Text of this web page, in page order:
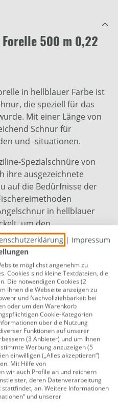
Forelle 500 m 0,22
in hellblauer Farbe ist
die speziell für das
Mit einer Länge von
Schnur für
und -situationen.
Spezialschnüre von
ihre ausgezeichnete
auf die Bedürfnisse der
in hellblauer
um den
gerecht zu
Balance zwischen
Knotenfestigkeit.
die Angelschnur Forelle
dem Wasser, was eine
ermöglicht. Dies ist
da die
Bisse schnell zu erkennen
Forelle in
Wahl für
und zuverlässige
ihre Bedürfnisse
| Impressum
möglichst angenehm zu
Cookies sind kleine Textdateien, die
Die notwendigen Cookies (2
Ihnen die Webseite anzeigen zu
und Nachvollziehbarkeit bei
oder um den Warenkorb
Cookie-Kategorien
über die Nutzung
Funktionen auf unserer
(3 Anbieter) und um Ihnen
Werbung anzuzeigen (5
einwilligen („Alles akzeptieren“)
Mit Hilfe von
wir auch Profile an und reichern
deren Datenverarbeitung
stattfindet, an. Weitere Informationen
und unserer